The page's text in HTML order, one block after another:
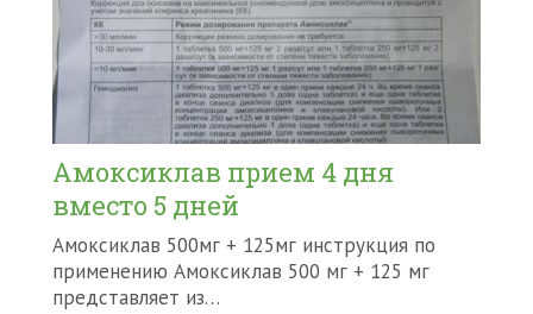
Амоксиклав прием 4 дня
вместо 5 дней
Амоксиклав 500мг + 125мг инструкция по
применению Амоксиклав 500 мг + 125 мг
представляет из…